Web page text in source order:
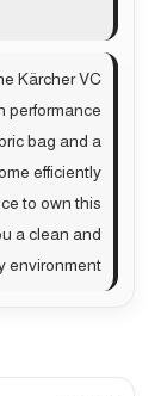
Kärcher VC
performance
bag and a
efficiently
to own this
a clean and
environment.